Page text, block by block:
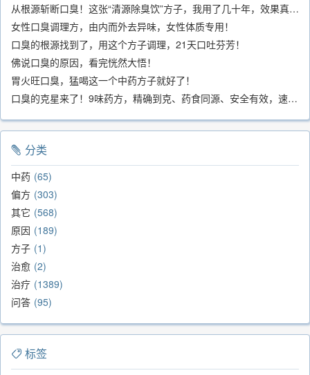
从根源斩断口臭！这张“清源除臭饮”方子，我用了几十年，效果真不错
女性口臭调理方，由内而外去异味，女性体质专用！
口臭的根源找到了，用这个方子调理，21天口吐芬芳！
佛说口臭的原因，看完恍然大悟！
胃火旺口臭，猛喝这一个中药方子就好了！
口臭的克星来了！9味药方，精确到克、药食同源、安全有效，速看！
分类
中药 65
偏方 303
其它 568
原因 189
方子 1
治愈 2
治疗 1389
问答 95
标签